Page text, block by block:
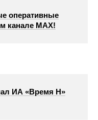
оперативные
канале МАХ!
ИА «Время Н»